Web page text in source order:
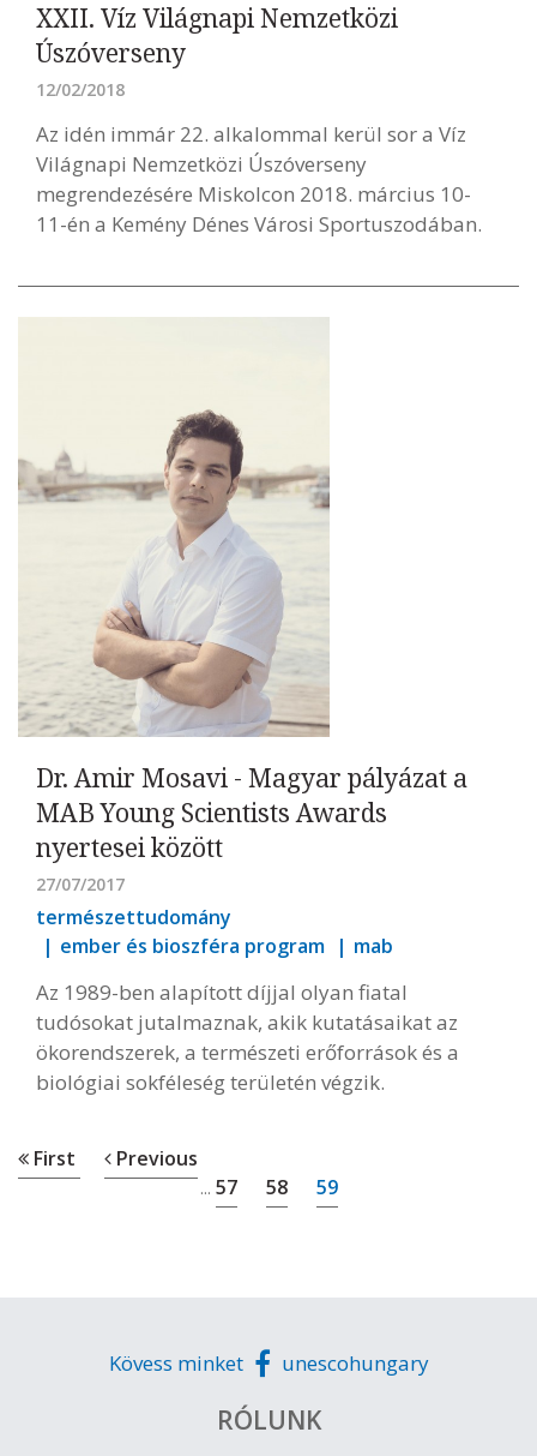
XXII. Víz Világnapi Nemzetközi
Úszóverseny
12/02/2018
Az idén immár 22. alkalommal kerül sor a Víz
Világnapi Nemzetközi Úszóverseny
megrendezésére Miskolcon 2018. március 10-
11-én a Kemény Dénes Városi Sportuszodában.
Dr. Amir Mosavi - Magyar pályázat a
MAB Young Scientists Awards
nyertesei között
27/07/2017
természettudomány
ember és bioszféra program
mab
Az 1989-ben alapított díjjal olyan fiatal
tudósokat jutalmaznak, akik kutatásaikat az
ökorendszerek, a természeti erőforrások és a
biológiai sokféleség területén végzik.
First Previous
... 57 58 59
Kövess minket unescohungary
RÓLUNK